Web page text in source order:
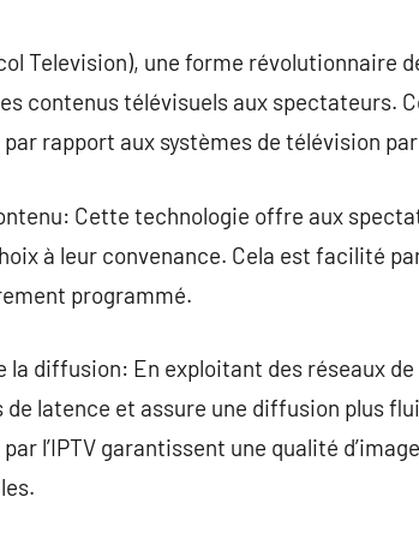
Television), une forme révolutionnaire
contenus télévisuels aux spectateurs.
rapport aux systèmes de télévision
Cette technologie offre aux
à leur convenance. Cela est facilité
programmé.
diffusion: En exploitant des réseaux
de latence et assure une diffusion plus
l’IPTV garantissent une qualité